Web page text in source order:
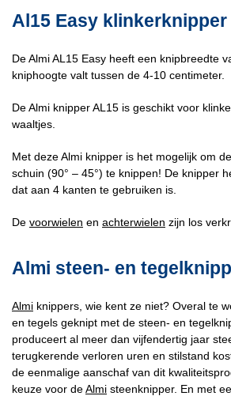
Al15 Easy klinkerknipper
De Almi AL15 Easy heeft een knipbreedte
kniphoogte valt tussen de 4-10 centimeter.
De Almi knipper AL15 is geschikt voor
waaltjes.
Met deze Almi knipper is het mogelijk om
schuin (90° – 45°) te knippen! De knipper
dat aan 4 kanten te gebruiken is.
De voorwielen en achterwielen zijn los
Almi steen- en
Almi knippers, wie kent ze niet? Overal te
en tegels geknipt met de steen- en
produceert al meer dan vijfendertig jaar
terugkerende verloren uren en stilstand
de eenmalige aanschaf van dit
keuze voor deAlmi steenknipper. En met